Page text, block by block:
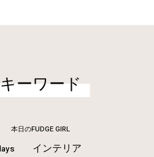
ーワード
本日のFUDGE GIRL
インテリア